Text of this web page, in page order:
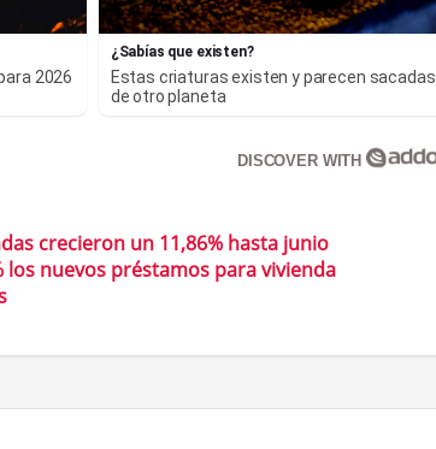
2026
¿Sabías que existen?
Estas criaturas existen y parecen sacadas
de otro planeta
DISCOVER WITH
crecieron un 11,86% hasta junio
los nuevos préstamos para vivienda